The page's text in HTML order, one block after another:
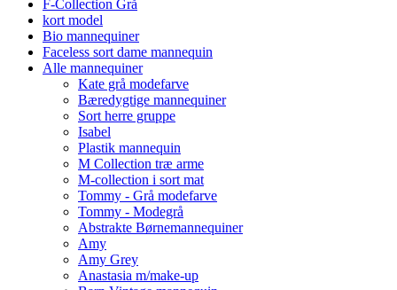
F-Collection Grå
kort model
Bio mannequiner
Faceless sort dame mannequin
Alle mannequiner
Kate grå modefarve
Bæredygtige mannequiner
Sort herre gruppe
Isabel
Plastik mannequin
M Collection træ arme
M-collection i sort mat
Tommy - Grå modefarve
Tommy - Modegrå
Abstrakte Børnemannequiner
Amy
Amy Grey
Anastasia m/make-up